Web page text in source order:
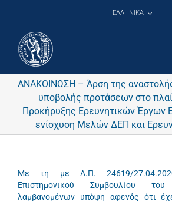
ΕΛΛΗΝΙΚΑ
ΑΝΑΚΟΙΝΩΣΗ – Άρση της αναστολής
υποβολής προτάσεων στο
Προκήρυξης Ερευνητικών Έργων
ενίσχυση Μελών ΔΕΠ και
Με τη με Α.Π. 24619/
Επιστημονικού Συμβουλίου
λαμβανομένων υπόψη αφενός ότι